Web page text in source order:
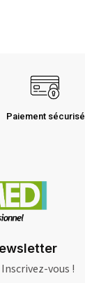
Paiement sécurisé
vous !